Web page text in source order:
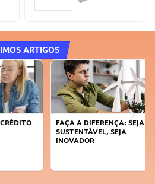
ARTIGOS
FAÇA A DIFERENÇA: SEJA
SUSTENTÁVEL, SEJA
INOVADOR